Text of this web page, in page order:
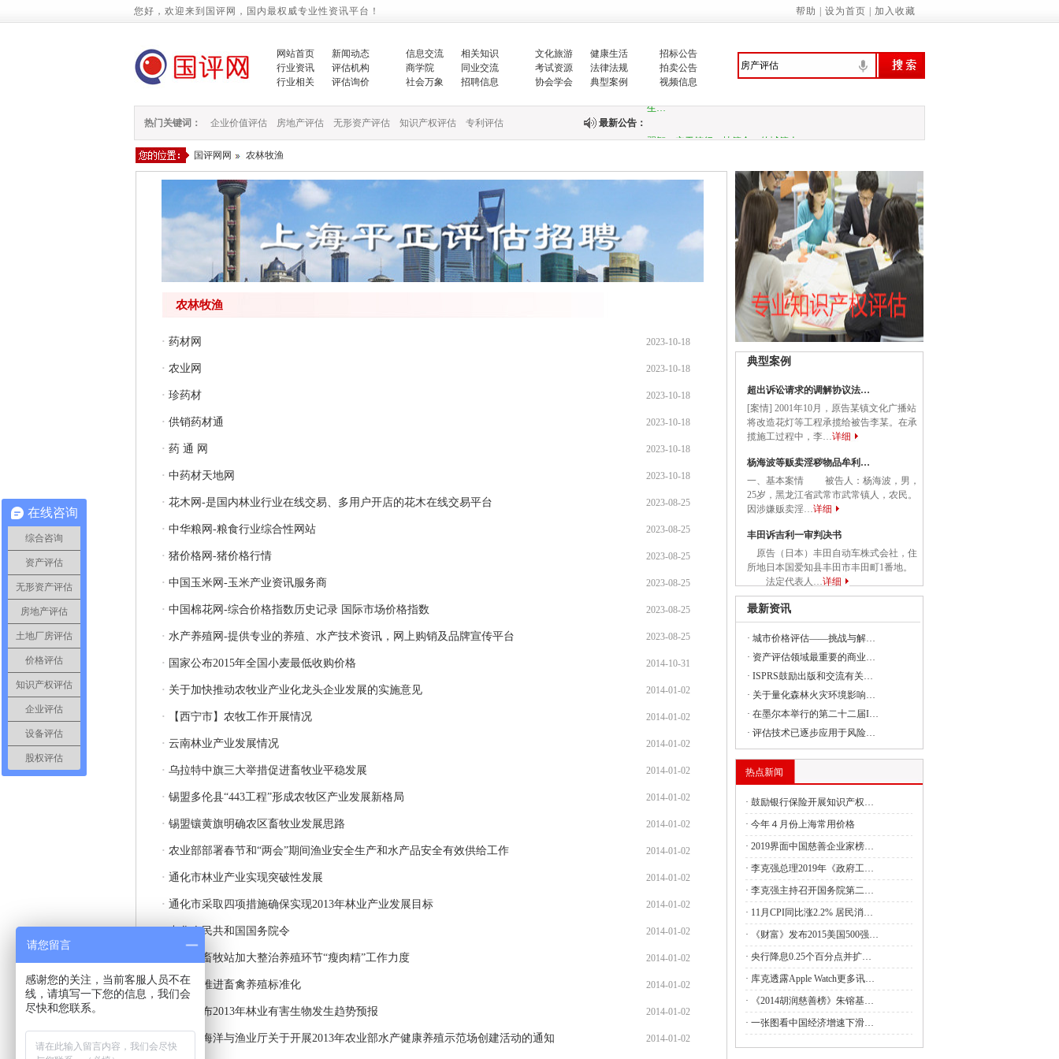
您好，欢迎来到国评网，国内最权威专业性资讯平台！ 帮助 设为首页 加入收藏
网站首页
新闻动态
行业资讯
评估机构
行业相关
评估询价
信息交流
相关知识
商学院
同业交流
社会万象
招聘信息
文化旅游
健康生活
考试资源
法律法规
协会学会
典型案例
招标公告
拍卖公告
视频信息
热门关键词： 企业价值评估 房地产评估 无形资产评估 知识产权评估 专利评估 最新公告：
增强生态文明意识 提高环境保护自觉——来自首个全国
翟智：实干笃行、技管合一的城管人
全面推进乡村振兴绘就新图景
中央财政紧急预拨10亿元 支持国家蓄滞洪区受灾群众尽
快…
关于印发《国家基本公共服务标准（2023年版）》的通知
关于完善政府诚信履约机制优化民营经济发展环境的通知
财政部新疆监管局：“三坚持”做深做实地方财政运行分…
国务院办公厅关于应急管理综合行政执法有关事项的通知
中共中央 国务院关于促进民营经济发展壮大的意见
《中共中央 国务院关于促进民营经济发展壮大的意见》
国家发展改革委等部门关于做好2023年降成本重点工作
的…
关于公开遴选《建设项目经济评价方法与参数（修订建
关于开展2023年全国节能宣传周和全国低碳日活动的通知
关于印发《中央党政机关和事业单位所属企业国有资本
国家发展改革委组织召开支持贵州在新时代西部大开发
上…
国家发展改革委负责同志出席建设全国统一大市场国务
院…
国家发展改革委副主任丛亮会见阿曼能源与矿产部次大
中国与阿根廷签署共建“一带一路”合作规划
2023年1-4月全国国有及国有控股企业经济运行情况
财政部河南监管局：强化理论武装 筑牢思想之基 认真
国评网网 农林牧渔
农林牧渔
2023-10-18
· 药材网
2023-10-18
· 农业网
2023-10-18
· 珍药材
2023-10-18
· 供销药材通
2023-10-18
· 药 通 网
2023-10-18
· 中药材天地网
2023-08-25
· 花木网-是国内林业行业在线交易、多用户开店的花木在线交易平台
2023-08-25
· 中华粮网-粮食行业综合性网站
2023-08-25
· 猪价格网-猪价格行情
2023-08-25
· 中国玉米网-玉米产业资讯服务商
2023-08-25
· 中国棉花网-综合价格指数历史记录 国际市场价格指数
2023-08-25
· 水产养殖网-提供专业的养殖、水产技术资讯，网上购销及品牌宣传平台
2014-10-31
· 国家公布2015年全国小麦最低收购价格
2014-01-02
· 关于加快推动农牧业产业化龙头企业发展的实施意见
2014-01-02
· 【西宁市】农牧工作开展情况
2014-01-02
· 云南林业产业发展情况
2014-01-02
· 乌拉特中旗三大举措促进畜牧业平稳发展
2014-01-02
· 锡盟多伦县“443工程”形成农牧区产业发展新格局
2014-01-02
· 锡盟镶黄旗明确农区畜牧业发展思路
2014-01-02
· 农业部部署春节和“两会”期间渔业安全生产和水产品安全有效供给工作
2014-01-02
· 通化市林业产业实现突破性发展
2014-01-02
· 通化市采取四项措施确保实现2013年林业产业发展目标
2014-01-02
中华人民共和国国务院令
2014-01-02
洮北区畜牧站加大整治养殖环节“瘦肉精”工作力度
2014-01-02
· 桦甸市推进畜禽养殖标准化
2014-01-02
我省发布2013年林业有害生物发生趋势预报
2014-01-02
福建省海洋与渔业厅关于开展2013年农业部水产健康养殖示范场创建活动的通知
典型案例
超出诉讼请求的调解协议法…
[案情] 2001年10月，原告某镇文化广播站
将改造花灯等工程承揽给被告李某。在承
揽施工过程中，李…详细
杨海波等贩卖淫秽物品牟利…
一、基本案情 被告人：杨海波，男，
25岁，黑龙江省武常市武常镇人，农民。
因涉嫌贩卖淫…详细
丰田诉吉利一审判决书
原告（日本）丰田自动车株式会社，住
所地日本国爱知县丰田市丰田町1番地。
法定代表人…详细
最新资讯
· 城市价格评估——挑战与解…
· 资产评估领域最重要的商业…
· ISPRS鼓励出版和交流有关…
· 关于量化森林火灾环境影响…
· 在墨尔本举行的第二十二届I…
· 评估技术已逐步应用于风险…
热点新闻
· 鼓励银行保险开展知识产权…
· 今年４月份上海常用价格
· 2019界面中国慈善企业家榜…
· 李克强总理2019年《政府工…
· 李克强主持召开国务院第二…
· 11月CPI同比涨2.2% 居民消…
·
《财富》发布2015美国500强…
· 央行降息0.25个百分点并扩…
· 库克透露Apple Watch更多讯…
·
《2014胡润慈善榜》朱镕基…
· 一张图看中国经济增速下滑…
在线咨询
综合咨询
资产评估
无形资产评估
房地产评估
土地厂房评估
价格评估
知识产权评估
企业评估
设备评估
股权评估
请您留言
感谢您的关注，当前客服人员不在
线，请填写一下您的信息，我们会
尽快和您联系。